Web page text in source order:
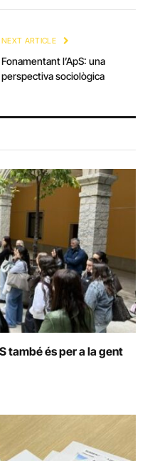
NEXT ARTICLE
Fonamentant l’ApS: una
perspectiva sociològica
també és per a la gent